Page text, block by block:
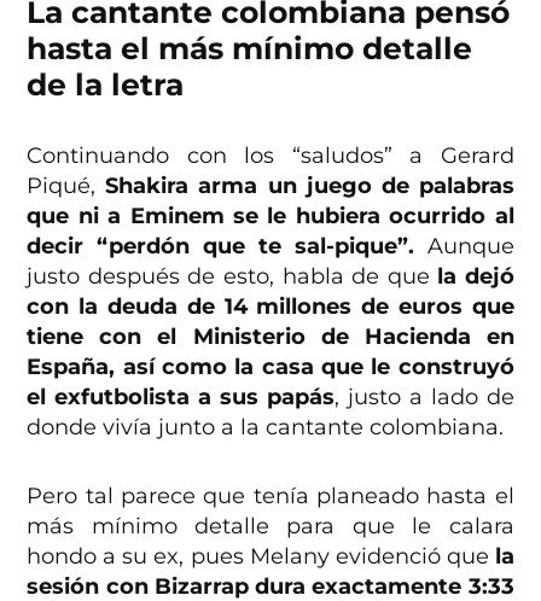
La cantante colombiana pensó
hasta el más mínimo detalle
de la letra
Continuando con los “saludos” a Gerard
Piqué,Shakira arma un juego de palabras
que ni a Eminem se le hubiera ocurrido al
decir “perdón que te sal-pique”. Aunque
justo después de esto, habla de que la dejó
con la deuda de 14 millones de euros que
tiene con el Ministerio de Hacienda en
España, así como la casa que le construyó
el exfutbolista a sus papás, justo a lado de
donde vivía junto a la cantante colombiana.
Pero tal parece que tenía planeado hasta el
más mínimo detalle para que le calara
hondo a su ex, pues Melany evidenció que la
sesión con Bizarrap dura exactamente 3:33